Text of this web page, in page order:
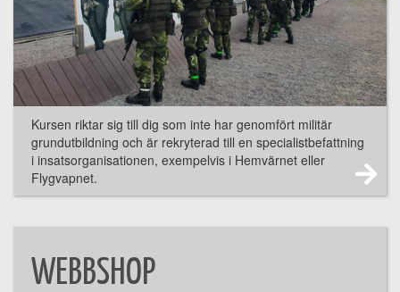
Kursen riktar sig till dig som inte har genomfört militär
grundutbildning och är rekryterad till en specialistbefattning
i insatsorganisationen, exempelvis i Hemvärnet eller
Flygvapnet.
WEBBSHOP